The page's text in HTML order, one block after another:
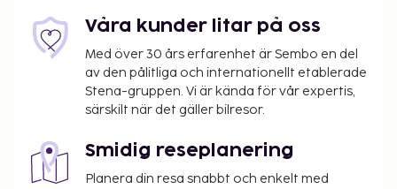
Våra kunder litar på oss
Med över 30 års erfarenhet är Sembo en del
av den pålitliga och internationellt etablerade
Stena-gruppen. Vi är kända för vår expertis,
särskilt när det gäller bilresor.
Smidig reseplanering
Planera din resa snabbt och enkelt med